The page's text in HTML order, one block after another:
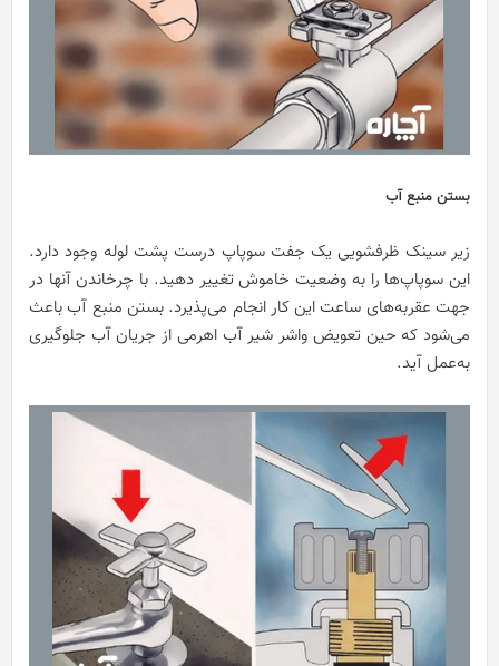
بستن منبع آب
زیر سینک ظرفشویی یک جفت سوپاپ درست پشت لوله وجود دارد.
این سوپاپ‌ها را به وضعیت خاموش تغییر دهید. با چرخاندن آنها در
جهت عقربه‌های ساعت این کار انجام می‌پذیرد. بستن منبع آب باعث
می‌شود که حین تعویض واشر شیر آب اهرمی از جریان آب جلوگیری
به‌عمل آید.